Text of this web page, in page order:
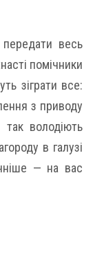
весь
помічники
зіграти все:
з приводу
володіють
в галузі
— на вас